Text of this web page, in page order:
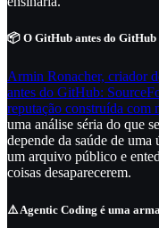
📦 O GitHub antes do GitHub
Armin Ronacher, criador
antes do GitHub:
reputação construída com
uma análise séria do que
depende da saúde de uma
um arquivo público e
coisas desaparecerem.
⚠️ Agentic Coding é uma